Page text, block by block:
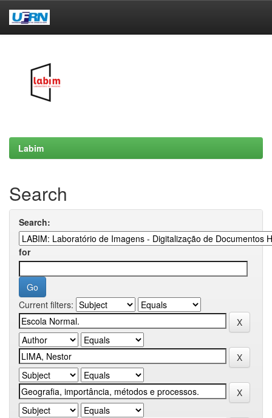
Labim
Search
Search:
for
Current filters: